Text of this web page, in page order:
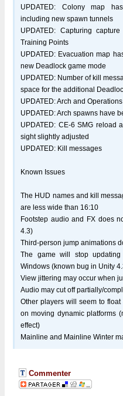
UPDATED: Colony map
including new spawn tunnels
UPDATED: Capturing
Training Points
UPDATED: Evacuation map
new Deadlock game mode
UPDATED: Number of kill
space for the additional
UPDATED: Arch and
UPDATED: Arch spawns have
UPDATED: CE-6 SMG reload
sight slightly adjusted
UPDATED: Kill messages
Known Issues
The HUD names and kill
are less wide than 16:10
Footstep audio and FX does
4.3)
Third-person jump animations
The game will stop
Windows (known bug in Unity
View jittering may occur when
Audio may cut off partially/
Other players will seem to
on moving dynamic platforms
effect)
Mainline and Mainline Winter
Commenter